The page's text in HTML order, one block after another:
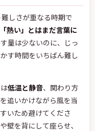
しさが重なる時期で
「熱い」とはまだ言葉に
量は少ないのに、じっ
す時間をいちばん難し
低温と静音、関わり方
追いかけながら風を当
いため避けてくださ
壁を背にして座らせ、